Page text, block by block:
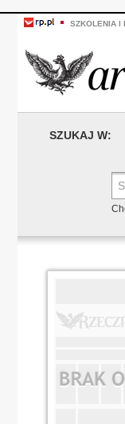
SZKOLENIA I
SZUKAJ W: